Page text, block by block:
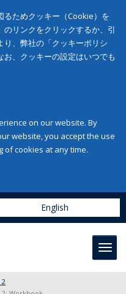
るためクッキー（Cookie）を
リンクをクリックするか、引
り、弊社の「クッキーポリシ
、クッキーの設定はいつでも
on our website. By
website, you accept the use
of cookies at any time.
English
2